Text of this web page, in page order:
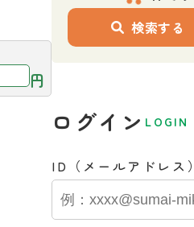
円
検索する
ログイン LOGIN
ID（メールアドレス）